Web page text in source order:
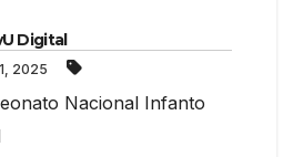
Digital
2025
Nacional Infanto